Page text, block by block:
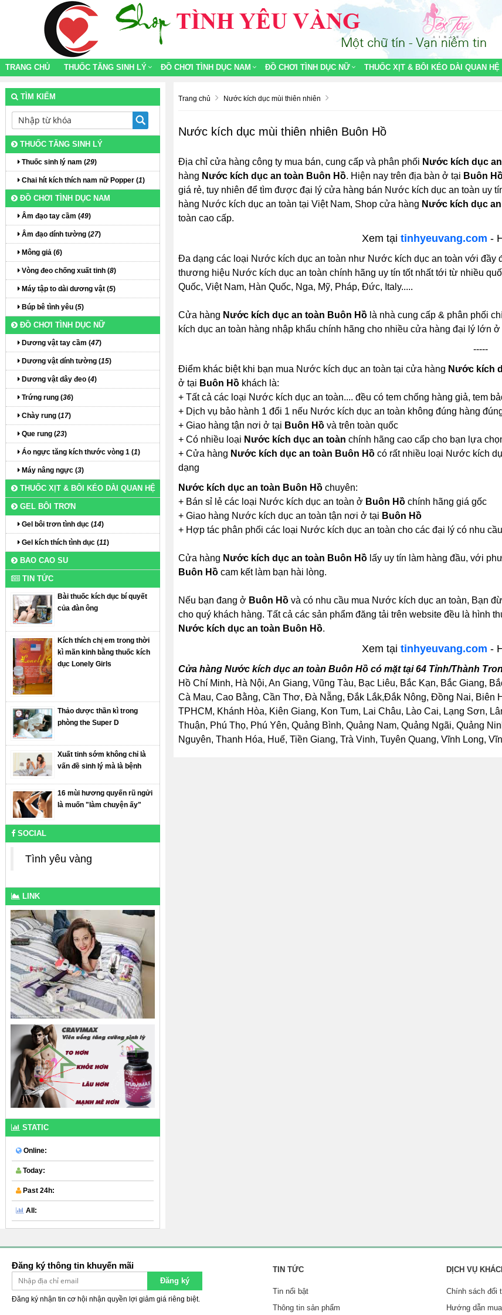
TRANG CHỦ THUỐC TĂNG SINH LÝ ĐỒ CHƠI TÌNH DỤC NAM ĐỒ CHƠI TÌNH DỤC NỮ THUỐC XỊT & BÔI KÉO DÀI QUAN HỆ
Trang chủ Nước kích dục mùi thiên nhiên
Nước kích dục mùi thiên nhiên Buôn Hồ
Địa chỉ cửa hàng công ty mua bán, cung cấp và phân phối Nước kích dục
hàng Nước kích dục an toàn Buôn Hồ. Hiện nay trên địa bàn ở tại Buôn
giá rẻ, tuy nhiên để tìm được đại lý cửa hàng bán Nước kích dục an toàn uy
hàng Nước kích dục an toàn tại Việt Nam, Shop cửa hàng Nước kích dục
toàn cao cấp.
Xem tại tinhyeuvang.com -
Đa dạng các loại Nước kích dục an toàn như Nước kích dục an toàn với đầy
thương hiệu Nước kích dục an toàn chính hãng uy tín tốt nhất tới từ nhiều
Quốc, Việt Nam, Hàn Quốc, Nga, Mỹ, Pháp, Đức, Italy.....
Cửa hàng Nước kích dục an toàn Buôn Hồlà nhà cung cấp & phân phối
kích dục an toàn hàng nhập khẩu chính hãng cho nhiều cửa hàng đại lý lớn ở
-----
Điểm khác biệt khi bạn mua Nước kích dục an toàn tại cửa hàng Nước kích
ở tại Buôn Hồkhách là:
+ Tất cả các loại Nước kích dục an toàn.... đều có tem chống hàng giả, tem
+ Dịch vụ bảo hành 1 đổi 1 nếu Nước kích dục an toàn không đúng hàng
+ Giao hàng tận nơi ở tại Buôn Hồvà trên toàn quốc
+ Có nhiều loại Nước kích dục an toàn chính hãng cao cấp cho bạn lựa
+ Cửa hàng Nước kích dục an toàn Buôn Hồcó rất nhiều loại Nước kích
dạng
Nước kích dục an toàn Buôn Hồ chuyên:
+ Bán sỉ lẻ các loại Nước kích dục an toàn ở Buôn Hồchính hãng giá gốc
+ Giao hàng Nước kích dục an toàn tận nơi ở tại Buôn Hồ
+ Hợp tác phân phối các loại Nước kích dục an toàn cho các đại lý có nhu cầu
Cửa hàng Nước kích dục an toàn Buôn Hồlấy uy tín làm hàng đầu, với
Buôn Hồcam kết làm bạn hài lòng.
Nếu bạn đang ở Buôn Hồvà có nhu cầu mua Nước kích dục an toàn, Bạn
cho quý khách hàng. Tất cả các sản phẩm đăng tải trên website đều là hình
Nước kích dục an toàn Buôn Hồ.
Xem tại tinhyeuvang.com -
Cửa hàng Nước kích dục an toàn Buôn Hồ có mặt tại 64 Tỉnh/Thành
Hồ Chí Minh, Hà Nội, An Giang, Vũng Tàu, Bạc Liêu, Bắc Kạn, Bắc Giang,
Cà Mau, Cao Bằng, Cần Thơ, Đà Nẵng, Đắk Lắk,Đắk Nông, Đồng Nai, Biên
TPHCM, Khánh Hòa, Kiên Giang, Kon Tum, Lai Châu, Lào Cai, Lạng Sơn,
Thuận, Phú Thọ, Phú Yên, Quảng Bình, Quảng Nam, Quảng Ngãi, Quảng
Nguyên, Thanh Hóa, Huế, Tiền Giang, Trà Vinh, Tuyên Quang, Vĩnh Long,
TÌM KIẾM
THUỐC TĂNG SINH LÝ
Thuốc sinh lý nam (29)
Chai hít kích thích nam nữ Popper (1)
ĐỒ CHƠI TÌNH DỤC NAM
Âm đạo tay cầm (49)
Âm đạo dính tường (27)
Mông giả (6)
Vòng đeo chống xuất tinh (8)
Máy tập to dài dương vật (5)
Búp bê tình yêu (5)
ĐỒ CHƠI TÌNH DỤC NỮ
Dương vật tay cầm (47)
Dương vật dính tường (15)
Dương vật dây đeo (4)
Trứng rung (36)
Chày rung (17)
Que rung (23)
Áo ngực tăng kích thước vòng 1 (1)
Máy nâng ngực (3)
THUỐC XỊT & BÔI KÉO DÀI QUAN HỆ
GEL BÔI TRƠN
Gel bôi trơn tình dục (14)
Gel kích thích tình dục (11)
BAO CAO SU
TIN TỨC
Bài thuốc kích dục bí quyết
của đàn ông
Kích thích chị em trong thời
kì mãn kinh bằng thuốc kích
dục Lonely Girls
Thảo dược thần kì trong
phòng the Super D
Xuất tinh sớm không chỉ là
vấn đề sinh lý mà là bệnh
16 mùi hương quyến rũ ngửi
là muốn "làm chuyện ấy"
SOCIAL
Tình yêu vàng
LINK
STATIC
Online:
Today:
Past 24h:
All:
Đăng ký thông tin khuyến mãi
Đăng ký
Đăng ký nhận tin cơ hội nhận quyền lợi giảm giá riêng biệt.
TIN TỨC
Tin nổi bật
Thông tin sản phẩm
DỊCH VỤ
Chính sách đổi
Hướng dẫn